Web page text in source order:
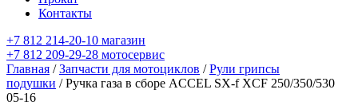
Контакты
+7 812 214-20-10 магазин
+7 812 209-29-28 мотосервис
Главная /Запчасти для мотоциклов /Рули грипсы
подушки / Ручка газа в сборе ACCEL SX-f XCF 250/350/530
05-16